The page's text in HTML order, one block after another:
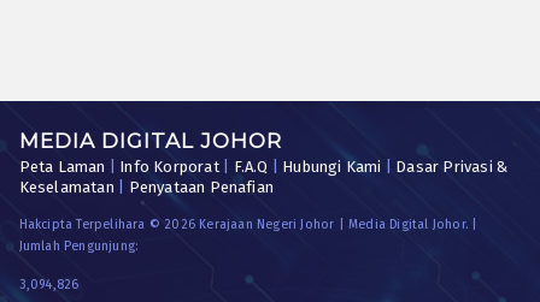
MEDIA DIGITAL JOHOR
Peta Laman Info Korporat| F.A.Q Hubungi Kami
Dasar Privasi &
Keselamatan
Penyataan Penafian
Hakcipta Terpelihara © 2026 Kerajaan Negeri Johor | Media Digital Johor. |
Jumlah Pengunjung:
3,094,826